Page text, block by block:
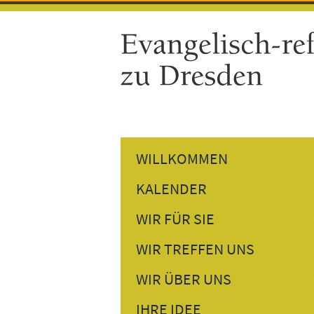
WILLKOMMEN
KALENDER
GOTTESDIENSTE
GEMEINDETERMINE
WIR FÜR SIE
PREDIGTEN NACHHÖREN
PERSÖNLICHES GESPRÄCH
WIR TREFFEN UNS
DONNERSTAGSTREFF
GESPRÄCH AM NACHMITTAG
WIR ÜBER UNS
UNSER PFARRER
IHRE IDEE